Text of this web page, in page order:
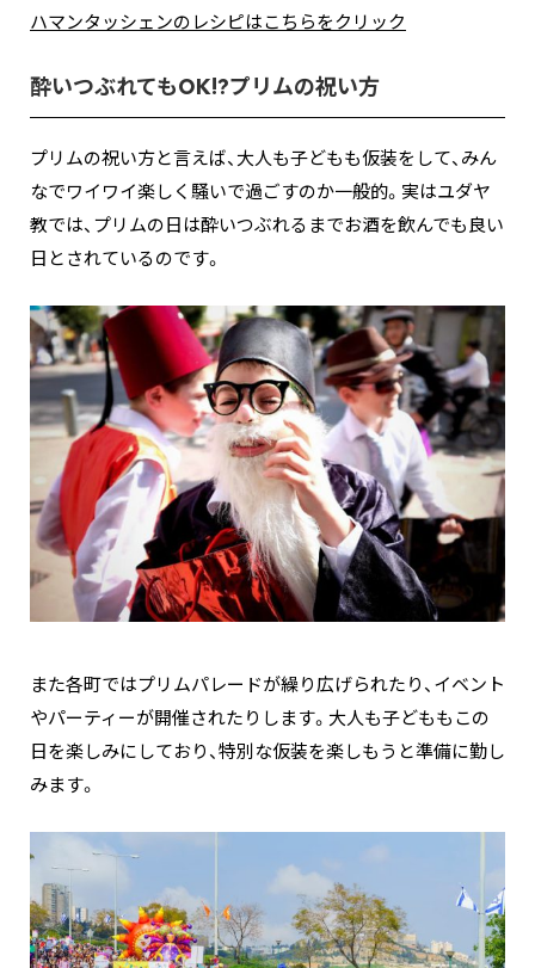
ハマンタッシェンのレシピはこちらをクリック
酔いつぶれてもOK!?プリムの祝い方
プリムの祝い方と言えば、大人も子どもも仮装をして、みん
なでワイワイ楽しく騒いで過ごすのか一般的。実はユダヤ
教では、プリムの日は酔いつぶれるまでお酒を飲んでも良い
日とされているのです。
また各町ではプリムパレードが繰り広げられたり、イベント
やパーティーが開催されたりします。大人も子どももこの
日を楽しみにしており、特別な仮装を楽しもうと準備に勤し
みます。